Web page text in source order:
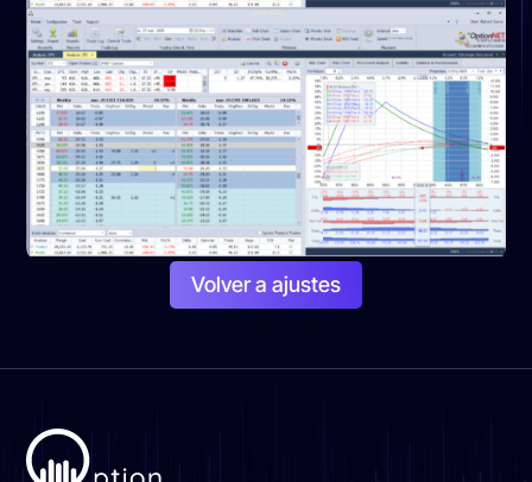
Volver a ajustes